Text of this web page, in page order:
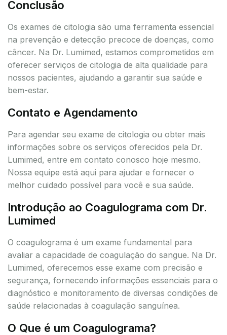
Conclusão
Os exames de citologia são uma ferramenta essencial
na prevenção e detecção precoce de doenças, como
câncer. Na Dr. Lumimed, estamos comprometidos em
oferecer serviços de citologia de alta qualidade para
nossos pacientes, ajudando a garantir sua saúde e
bem-estar.
Contato e Agendamento
Para agendar seu exame de citologia ou obter mais
informações sobre os serviços oferecidos pela Dr.
Lumimed, entre em contato conosco hoje mesmo.
Nossa equipe está aqui para ajudar e fornecer o
melhor cuidado possível para você e sua saúde.
Introdução ao Coagulograma com Dr.
Lumimed
O coagulograma é um exame fundamental para
avaliar a capacidade de coagulação do sangue. Na Dr.
Lumimed, oferecemos esse exame com precisão e
segurança, fornecendo informações essenciais para o
diagnóstico e monitoramento de diversas condições de
saúde relacionadas à coagulação sanguínea.
O Que é um Coagulograma?